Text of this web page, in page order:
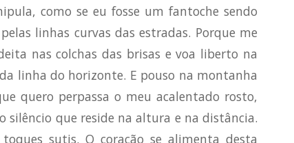
como se eu fosse um fantoche sendo
linhas curvas das estradas. Porque me
nas colchas das brisas e voa liberto na
linha do horizonte. E pouso na montanha
quero perpassa o meu acalentado rosto,
silêncio que reside na altura e na distância.
sutis. O coração se alimenta desta